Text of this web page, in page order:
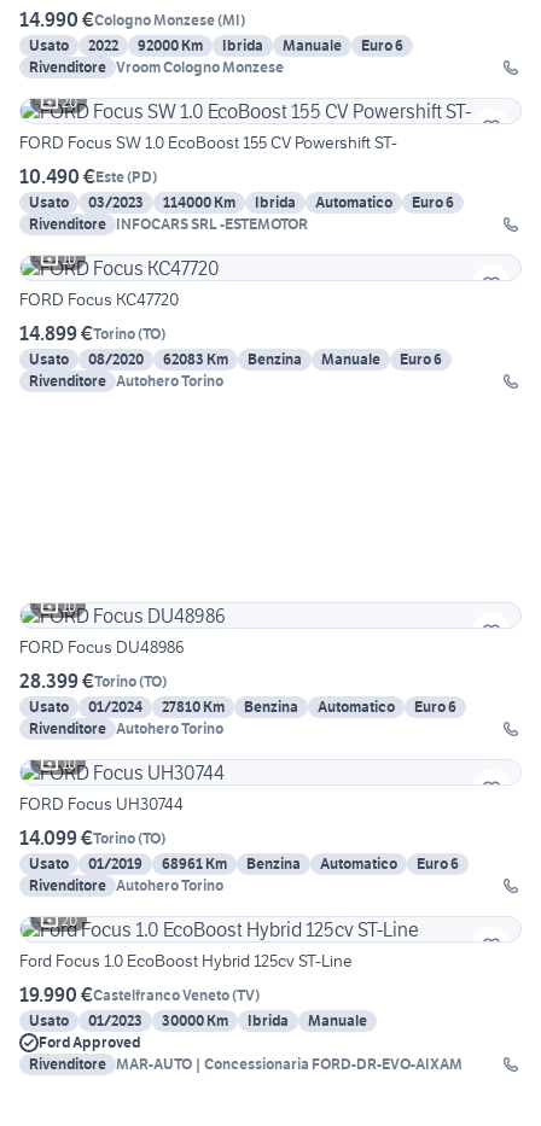
14.990 €Cologno Monzese(MI)
Usato
2022 92000 Km Ibrida Manuale
Euro 6
Rivenditore Vroom Cologno Monzese
20
FORD Focus SW 1.0 EcoBoost 155 CV Powershift ST-
10.490 €Este(PD)
Usato
03/2023 114000 Km Ibrida Automatico
Euro 6
Rivenditore INFOCARS SRL -ESTEMOTOR
10
FORD Focus KC47720
14.899 €Torino(TO)
Usato
08/2020 62083 Km Benzina Manuale
Euro 6
Rivenditore Autohero Torino
10
FORD Focus DU48986
28.399 €Torino(TO)
Usato
01/2024 27810 Km Benzina Automatico
Euro 6
Rivenditore Autohero Torino
10
FORD Focus UH30744
14.099 €Torino(TO)
Usato
01/2019 68961 Km Benzina Automatico
Euro 6
Rivenditore Autohero Torino
20
Ford Focus 1.0 EcoBoost Hybrid 125cv ST-Line
19.990 €Castelfranco Veneto(TV)
Usato
01/2023 30000 Km Ibrida
Manuale
Ford Approved
Rivenditore MAR-AUTO | Concessionaria FORD-DR-EVO-AIXAM